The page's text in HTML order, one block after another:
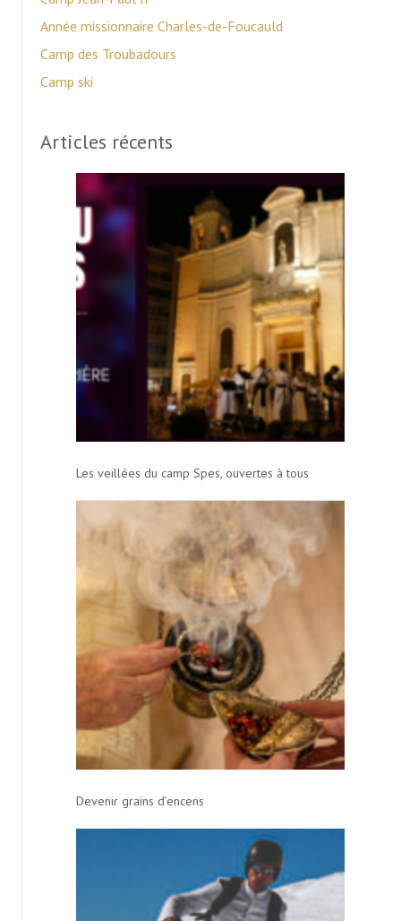
Année missionnaire Charles-de-Foucauld
Camp des Troubadours
Camp ski
Articles récents
Les veillées du camp Spes, ouvertes à tous
Devenir grains d’encens